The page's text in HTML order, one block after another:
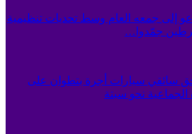
إلى جمعه العام وسط تحديات تنظيمية
جمّدوا…
سائقي سيارات أجرة بتطوان على
نحو سبتة